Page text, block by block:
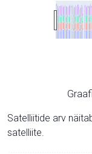
Satelliitide arv
satelliite.